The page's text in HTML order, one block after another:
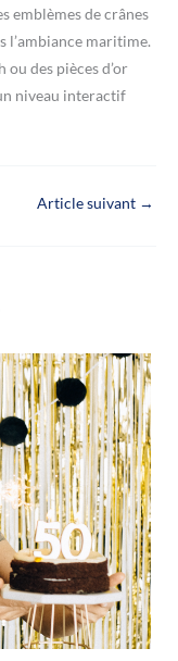
emblèmes de crânes
l’ambiance maritime.
des pièces d’or
niveau interactif
Article suivant →